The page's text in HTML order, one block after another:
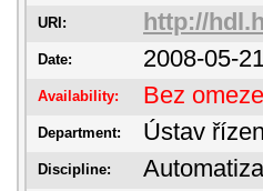
URI: http://
Date: 2008-05-
Availability: Bez
Department: Ústav
Discipline: